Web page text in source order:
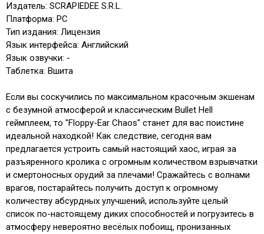
Издатель: SCRAPIEDEE S.R.L.
Платформа: PC
Тип издания: Лицензия
Язык интерфейса: Английский
Язык озвучки: -
Таблетка: Вшита
Если вы соскучились по максимальном красочным экшенам
с безумной атмосферой и классическим Bullet Hell
геймплеем, то "Floppy-Ear Chaos" станет для вас поистине
идеальной находкой! Как следствие, сегодня вам
предлагается устроить самый настоящий хаос, играя за
разъяренного кролика с огромным количеством взрывчатки
и смертоносных орудий за плечами! Сражайтесь с волнами
врагов, постарайтесь получить доступ к огромному
количеству абсурдных улучшений, используйте целый
список по-настоящему диких способностей и погрузитесь в
атмосферу невероятно весёлых побоищ, пронизанных